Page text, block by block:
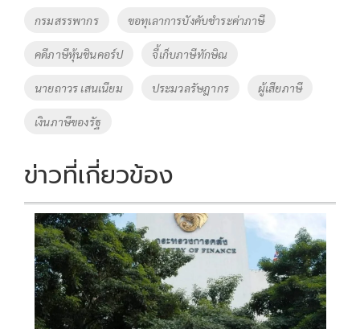
o
o
k
Li
n
k
Tags
กรมสรรพากร ขอทุเลาการบังคับชำระค่าภาษี
คดีภาษีหุ้นชินคอร์ป จี้เก็บภาษีทักษิณ
นายถาวร เสนเนียม ประมวลรัษฎากร ผู้เสียภาษี
เงินภาษีของรัฐ
ข่าวที่เกี่ยวข้อง